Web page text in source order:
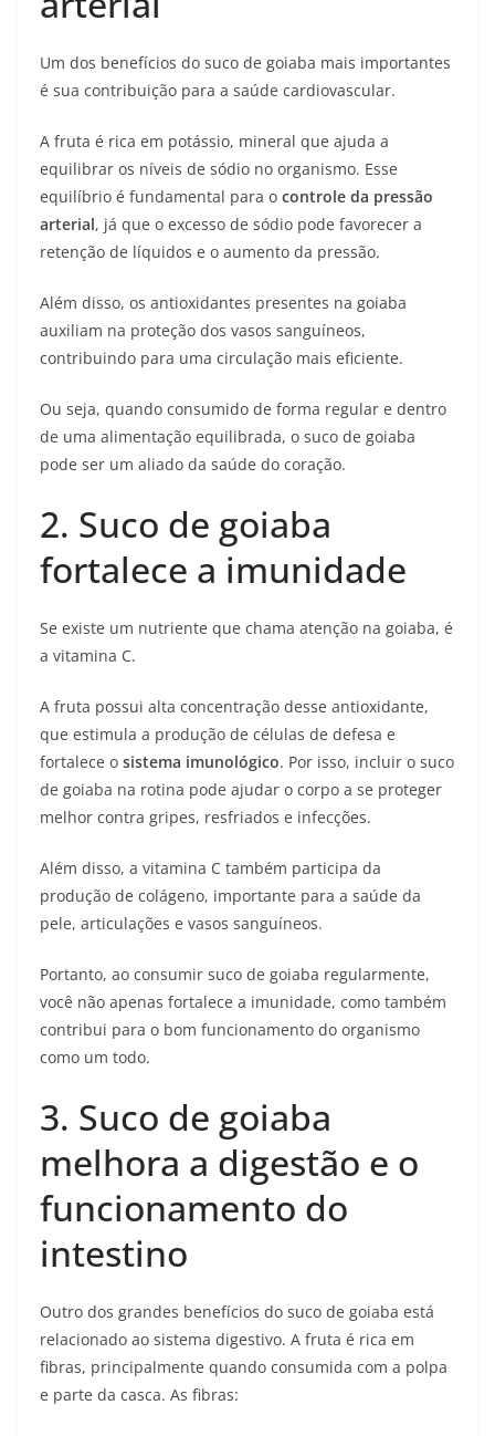
Um dos benefícios do suco de goiaba mais importantes
é sua contribuição para a saúde cardiovascular.
A fruta é rica em potássio, mineral que ajuda a
equilibrar os níveis de sódio no organismo. Esse
equilíbrio é fundamental para o controle da pressão
arterial, já que o excesso de sódio pode favorecer a
retenção de líquidos e o aumento da pressão.
Além disso, os antioxidantes presentes na goiaba
auxiliam na proteção dos vasos sanguíneos,
contribuindo para uma circulação mais eficiente.
Ou seja, quando consumido de forma regular e dentro
de uma alimentação equilibrada, o suco de goiaba
pode ser um aliado da saúde do coração.
2. Suco de goiaba
fortalece a imunidade
Se existe um nutriente que chama atenção na goiaba, é
a vitamina C.
A fruta possui alta concentração desse antioxidante,
que estimula a produção de células de defesa e
fortalece o sistema imunológico. Por isso, incluir o suco
de goiaba na rotina pode ajudar o corpo a se proteger
melhor contra gripes, resfriados e infecções.
Além disso, a vitamina C também participa da
produção de colágeno, importante para a saúde da
pele, articulações e vasos sanguíneos.
Portanto, ao consumir suco de goiaba regularmente,
você não apenas fortalece a imunidade, como também
contribui para o bom funcionamento do organismo
como um todo.
3. Suco de goiaba
melhora a digestão e o
funcionamento do
intestino
Outro dos grandes benefícios do suco de goiaba está
relacionado ao sistema digestivo. A fruta é rica em
fibras, principalmente quando consumida com a polpa
e parte da casca. As fibras: